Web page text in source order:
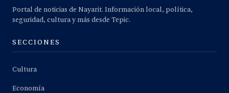
Portal de noticias de Nayarit. Información local, política,
seguridad, cultura y más desde Tepic.
SECCIONES
Cultura
Economía